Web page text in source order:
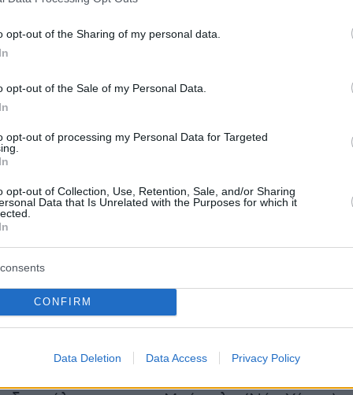
opt-out of the Sharing of my personal data.
opt-out of the Sale of my Personal Data.
opt-out of processing my Personal Data for Targeted
opt-out of Collection, Use, Retention, Sale, and/or Sharing
Data that Is Unrelated with the Purposes for which it
CONFIRM
Data Deletion Data Access Privacy Policy
που είχε τεθεί σε ισχύ το 1913, απαιτούσε
να πιστεύουν πως θα χρειαζόταν να
χώρο, είτε λόγω του επαγγέλματός
απειλών που είχαν δεχθεί. Αν τη λάμβαναν,
τα φέρουν, πάντως κρυμμένα.
από τους Δημοκρατικούς εν μέσω
Ανωτάτου Δικαστηρίου, η οποία προκάλεσε
αντιδράσεις από Δημοκρατικούς πολιτικούς,
ενώ οι ΗΠΑ είναι αντιμέτωπες με έξαρση της
στα μεγάλα αστικά κέντρα και
ιδίως στηνΟυβάλντε(Τέξας), όπου έφηβος